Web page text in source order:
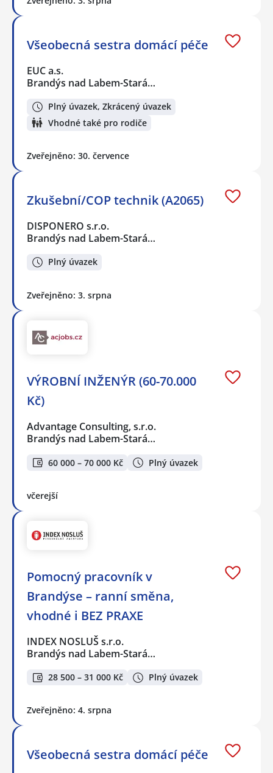
Všeobecná sestra domácí péče
EUC a.s.
Brandýs nad Labem-Stará…
Plný úvazek, Zkrácený úvazek
Vhodné také pro rodiče
Zveřejněno: 30. července
Zkušební/COP technik (A2065)
DISPONERO s.r.o.
Brandýs nad Labem-Stará…
Plný úvazek
Zveřejněno: 3. srpna
VÝROBNÍ INŽENÝR (60-70.000
Kč)
Advantage Consulting, s.r.o.
Brandýs nad Labem-Stará…
60 000 – 70 000 Kč Plný úvazek
včerejší
Pomocný pracovník v
Brandýse – ranní směna,
vhodné i BEZ PRAXE
INDEX NOSLUŠ s.r.o.
Brandýs nad Labem-Stará…
28 500 – 31 000 Kč Plný úvazek
Zveřejněno: 4. srpna
Všeobecná sestra domácí péče